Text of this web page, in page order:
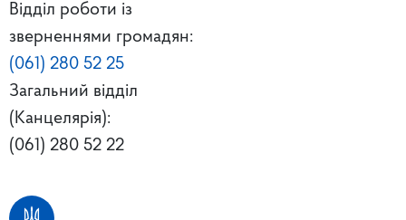
Відділ роботи із
зверненнями громадян:
(061) 280 52 25
Загальний відділ
(Канцелярія):
(061) 280 52 22